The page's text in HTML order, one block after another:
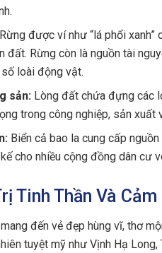
Rừng được ví như “lá phổi xanh”
đất. Rừng còn là nguồn tài
loài động vật.
sản: Lòng đất chứa đựng các
trong công nghiệp, sản xuất
Biển cả bao la cung cấp
cho nhiều cộng đồng dân cư
Tinh Thần Và
đến vẻ đẹp hùng vĩ, thơ
tuyệt mỹ như Vịnh Hạ